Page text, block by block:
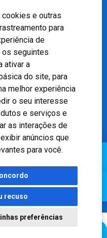
e outras
para
de
os seguintes
ativar a
do site, para
melhor experiência
o seu interesse
e serviços e
as interações de
anúncios que
para você.
recuso
preferências
- Teresópolis, Porto Alegre -
Porto Alegre – RS,
Nasi - CREMERS 11217
Empresa (CRM-RS): 425